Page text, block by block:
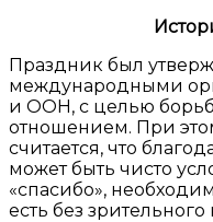
Праздник был
международными
и ООН, с целью
отношением. При
считается, что
может быть чисто
«спасибо»,
есть без